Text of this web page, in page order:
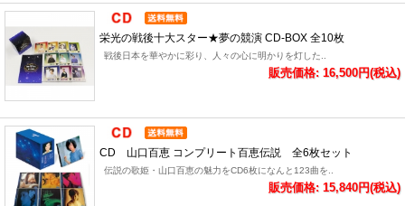
栄光の戦後十大スター★夢の競演 CD-BOX 全10枚
戦後日本を華やかに彩り、人々の心に明かりを灯した..
販売価格: 16,500円(税込)
CD 山口百恵 コンプリート百恵伝説 全6枚セット
伝説の歌姫・山口百恵の魅力をCD6枚になんと123曲を..
販売価格: 15,840円(税込)